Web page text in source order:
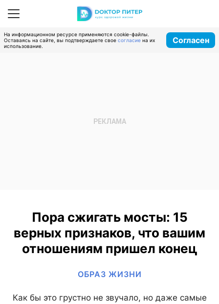
На информационном ресурсе применяются cookie-файлы.
Оставаясь на сайте, вы подтверждаете свое согласие на их
использование.
Согласен
Пора сжигать мосты: 15
верных признаков, что вашим
отношениям пришел конец
ОБРАЗ ЖИЗНИ
Как бы это грустно не звучало, но даже самые